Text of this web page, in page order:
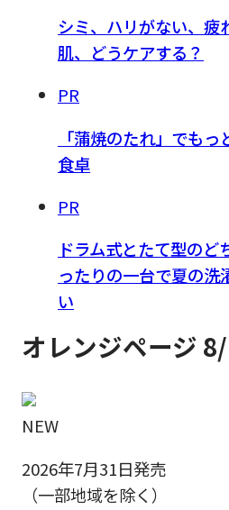
シミ、ハリがない、
肌、どうケアする？
PR
「蒲焼のたれ」でも
食卓
PR
ドラム式とたて型の
ったりの一台で夏の洗
い
オレンジページ
NEW
2026年7月31日発売
（一部地域を除く）